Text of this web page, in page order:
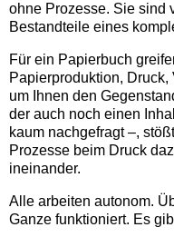
ohne Prozesse. Sie sind
Bestandteile eines
Für ein Papierbuch
Papierproduktion,
um Ihnen den
der auch noch einen
kaum nachgefragt –,
Prozesse beim Druck
ineinander.
Alle arbeiten autonom.
Ganze funktioniert. Es